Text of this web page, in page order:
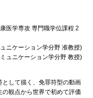
医学専攻 専門職学位課程 2
ニケーション学分野 准教授)
ュニケーション学分野 教授)
して描く、免罪符型の動画
観点から世界で初めて評価